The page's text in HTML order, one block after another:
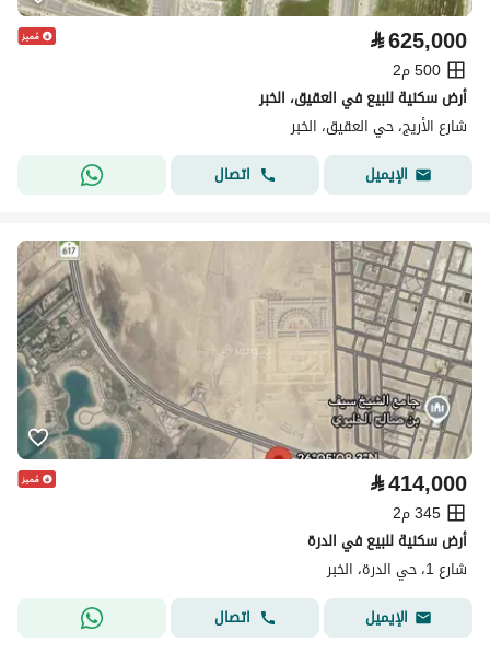
⃁625,000
500 م2
أرض سكنية للبيع في العقيق، الخبر
شارع الأريج، حي العقيق، الخبر
الإيميل
اتصال
⃁414,000
345 م2
أرض سكنية للبيع في الدرة
شارع 1، حي الدرة، الخبر
الإيميل
اتصال